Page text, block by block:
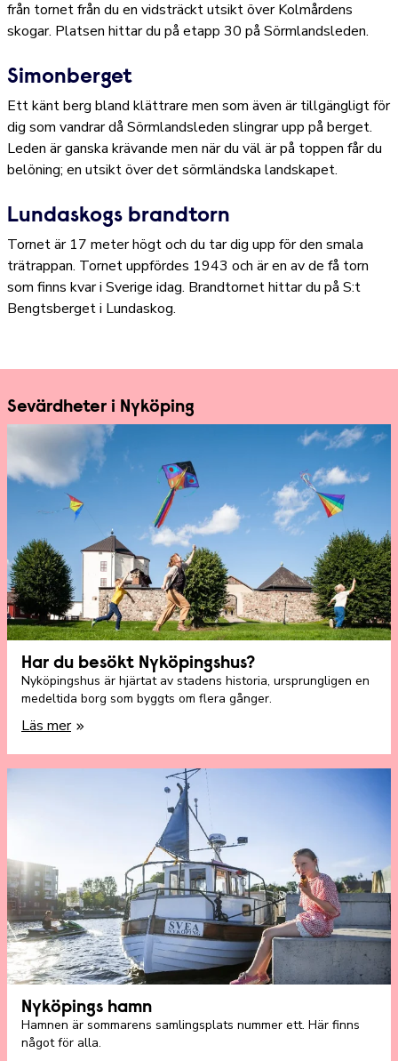
från tornet från du en vidsträckt utsikt över Kolmårdens
skogar. Platsen hittar du på etapp 30 på Sörmlandsleden.
Simonberget
Ett känt berg bland klättrare men som även är tillgängligt för
dig som vandrar då Sörmlandsleden slingrar upp på berget.
Leden är ganska krävande men när du väl är på toppen får du
belöning; en utsikt över det sörmländska landskapet.
Lundaskogs brandtorn
Tornet är 17 meter högt och du tar dig upp för den smala
trätrappan. Tornet uppfördes 1943 och är en av de få torn
som finns kvar i Sverige idag. Brandtornet hittar du på S:t
Bengtsberget i Lundaskog.
Sevärdheter i Nyköping
Har du besökt Nyköpingshus?
Nyköpingshus är hjärtat av stadens historia, ursprungligen en
medeltida borg som byggts om flera gånger.
Läs mer
Nyköpings hamn
Hamnen är sommarens samlingsplats nummer ett. Här finns
något för alla.